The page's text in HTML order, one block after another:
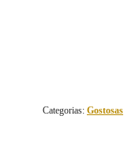
Categorias: Gostosas